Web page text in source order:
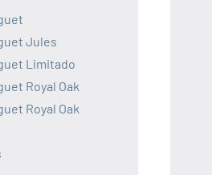
Jules
Limitado
Royal Oak
Royal Oak